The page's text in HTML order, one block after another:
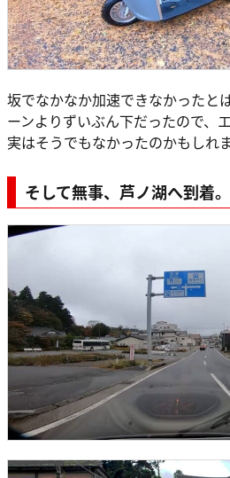
坂でなかなか加速できなかったと
ーンよりずいぶん下だったので、
実はそうでもなかったのかもしれ
そして無事、芦ノ湖へ到着。